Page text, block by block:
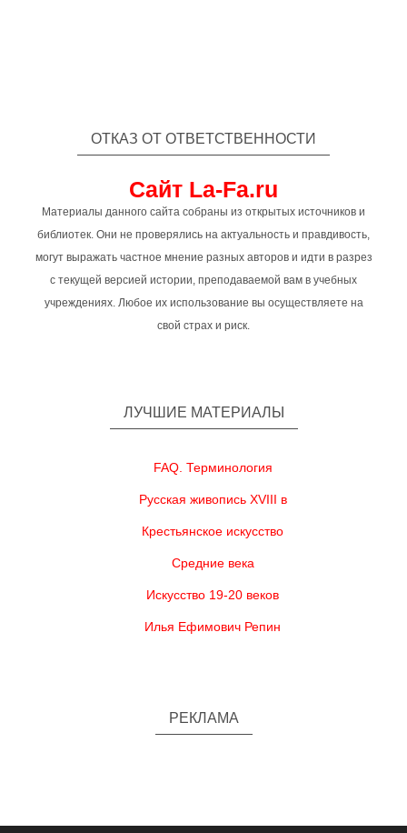
ОТКАЗ ОТ ОТВЕТСТВЕННОСТИ
Сайт La-Fa.ru
Материалы данного сайта собраны из открытых источников и
библиотек. Они не проверялись на актуальность и правдивость,
могут выражать частное мнение разных авторов и идти в разрез
с текущей версией истории, преподаваемой вам в учебных
учреждениях. Любое их использование вы осуществляете на
свой страх и риск.
ЛУЧШИЕ МАТЕРИАЛЫ
FAQ. Терминология
Русская живопись XVIII в
Крестьянское искусство
Средние века
Искусство 19-20 веков
Илья Ефимович Репин
РЕКЛАМА